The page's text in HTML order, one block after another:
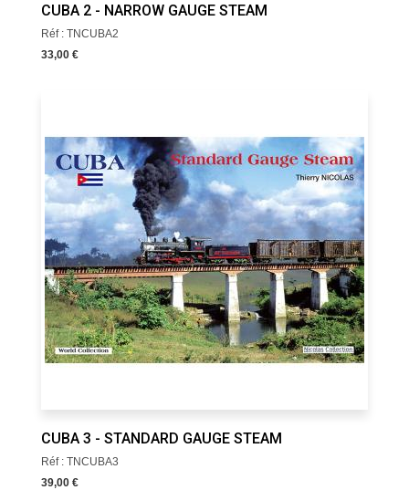
CUBA 2 - NARROW GAUGE STEAM
Réf : TNCUBA2
33,00 €
CUBA 3 - STANDARD GAUGE STEAM
Réf : TNCUBA3
39,00 €